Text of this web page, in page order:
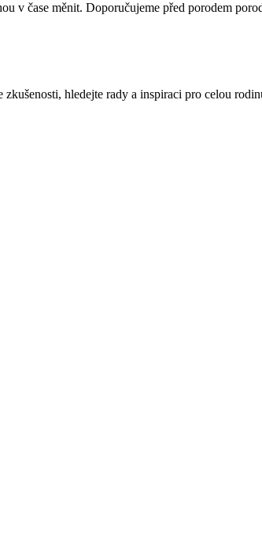
v čase měnit. Doporučujeme před porodem
hledejte rady a inspiraci pro celou